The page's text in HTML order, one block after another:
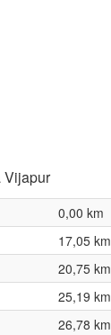
Vijapur
0,00 km
17,05 km
20,75 km
25,19 km
26,78 km